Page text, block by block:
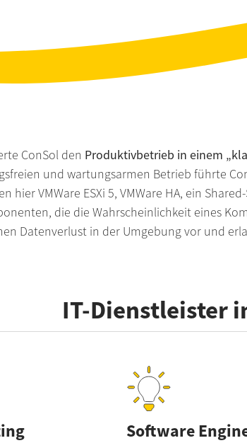
ConSol den Produktivbetrieb in einem
und wartungsarmen Betrieb führte
hier VMWare ESXi 5, VMWare HA, ein
die die Wahrscheinlichkeit eines
Datenverlust in der Umgebung vor und
IT-Dienstleister
Software